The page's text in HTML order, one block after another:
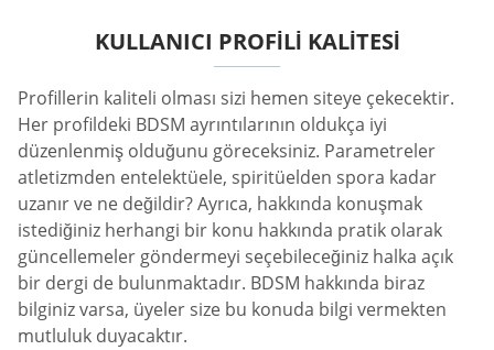
KULLANICI PROFILI KALITESI
Profillerin kaliteli olması sizi hemen siteye çekecektir.
Her profildeki BDSM ayrıntılarının oldukça iyi
düzenlenmiş olduğunu göreceksiniz. Parametreler
atletizmden entelektüele, spiritüelden spora kadar
uzanır ve ne değildir? Ayrıca, hakkında konuşmak
istediğiniz herhangi bir konu hakkında pratik olarak
güncellemeler göndermeyi seçebileceğiniz halka açık
bir dergi de bulunmaktadır. BDSM hakkında biraz
bilginiz varsa, üyeler size bu konuda bilgi vermekten
mutluluk duyacaktır.